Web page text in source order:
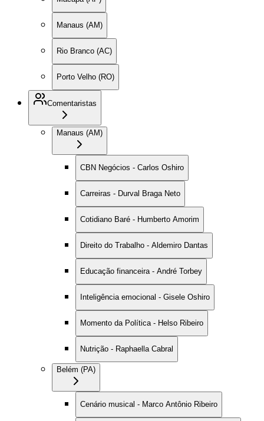
Manaus (AM)
Rio Branco (AC)
Porto Velho (RO)
Comentaristas
Manaus (AM)
CBN Negócios - Carlos Oshiro
Carreiras - Durval Braga Neto
Cotidiano Baré - Humberto Amorim
Direito do Trabalho - Aldemiro Dantas
Educação financeira - André Torbey
Inteligência emocional - Gisele Oshiro
Momento da Política - Helso Ribeiro
Nutrição - Raphaella Cabral
Belém (PA)
Cenário musical - Marco Antônio Ribeiro